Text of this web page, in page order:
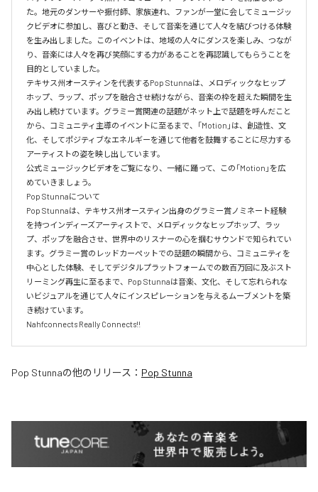
た。地元のダンサーや振付師、家族連れ、ファンが一堂に会してミュージッ
クビデオに参加し、喜びと動き、そして音楽を通じて人々を結びつける体験
を生み出しました。このイベントは、地域の人々にダンスを楽しみ、つなが
り、音楽には人々を再び笑顔にする力があることを再認識してもらうことを
目的としていました。
テキサス州オースティンを代表するPop Stunnaは、メロディックなヒップ
ホップ、ラップ、ポップを融合させ続けながら、音楽の枠を超えた瞬間を生
み出し続けています。グラミー賞関連の話題がネット上で話題を呼んだこと
から、コミュニティ主導のイベントに至るまで、「Motion」は、創造性、文
化、そしてポジティブなエネルギーを通じて他者を鼓舞することに尽力する
アーティストの姿を映し出しています。
公式ミュージックビデオをご覧になり、一緒に踊って、この「Motion」を広
めていきましょう。
Pop Stunnaについて
Pop Stunnaは、テキサス州オースティン出身のグラミー賞ノミネート経験
を持つインディーズアーティストで、メロディックなヒップホップ、ラッ
プ、ポップを融合させ、世界中のリスナーの心を掴むサウンドで知られてい
ます。グラミー賞のレッドカーペットでの話題の瞬間から、コミュニティを
中心とした体験、そしてデジタルプラットフォームでの数百万回に及ぶスト
リーミング再生に至るまで、Pop Stunnaは音楽、文化、そして忘れられな
いビジュアルを通じて人々にインスピレーションを与えるムーブメントを築
き続けています。
Pop Stunnaの他のリリース： Pop Stunna